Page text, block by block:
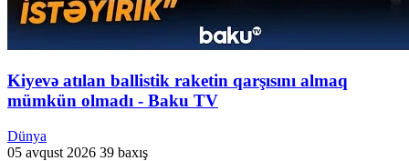
Kiyevə atılan ballistik raketin qarşısını almaq
mümkün olmadı - Baku TV
Dünya
05 avqust 2026 39 baxış